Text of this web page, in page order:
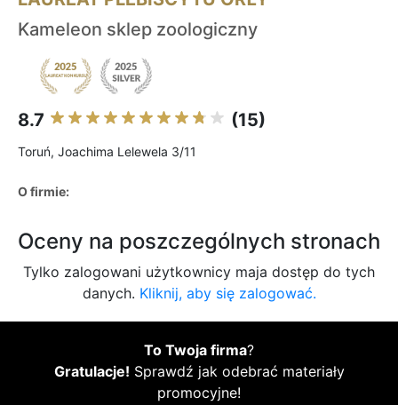
Kameleon sklep zoologiczny
8.7 (15)
Toruń, Joachima Lelewela 3/11
O firmie:
Oceny na poszczególnych stronach
Tylko zalogowani użytkownicy maja dostęp do tych
danych. Kliknij, aby się zalogować.
To Twoja firma?
Gratulacje! Sprawdź jak odebrać materiały
promocyjne!